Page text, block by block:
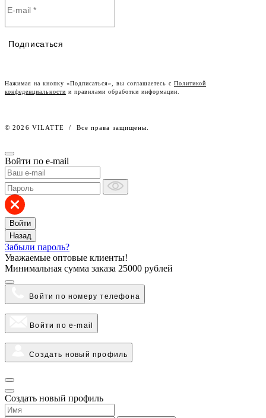
Условия сотрудничества
Lookbook
Работа в компании
Подписаться
Нажимая на кнопку «Подписаться», вы соглашаетесь с Политикой
конфеденциальности и правилами обработки информации.
© 2026 VILATTE / Все права защищены.
Войти по e-mail
Войти
Назад
Забыли пароль?
Уважаемые оптовые клиенты!
Минимальная сумма заказа 25000 рублей
Войти по номеру телефона
Войти по e-mail
Создать новый профиль
Создать новый профиль